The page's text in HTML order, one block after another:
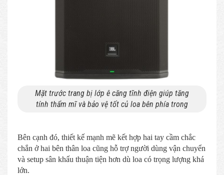
Mặt trước trang bị lớp ê căng tĩnh điện giúp tăng
tính thẩm mĩ và bảo vệ tốt củ loa bên phía trong
Bên cạnh đó, thiết kế mạnh mẽ kết hợp hai tay cầm chắc
chắn ở hai bên thân loa cũng hỗ trợ người dùng vận chuyển
và setup sân khấu thuận tiện hơn dù loa có trọng lượng khá
lớn.